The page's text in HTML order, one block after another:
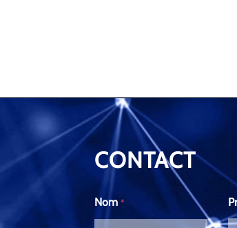
CONTACT
Nom *